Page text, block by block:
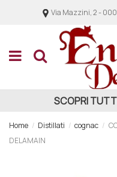
Via Mazzini, 2 -
SCOPRI
Home Distillati cognac
DELAMAIN